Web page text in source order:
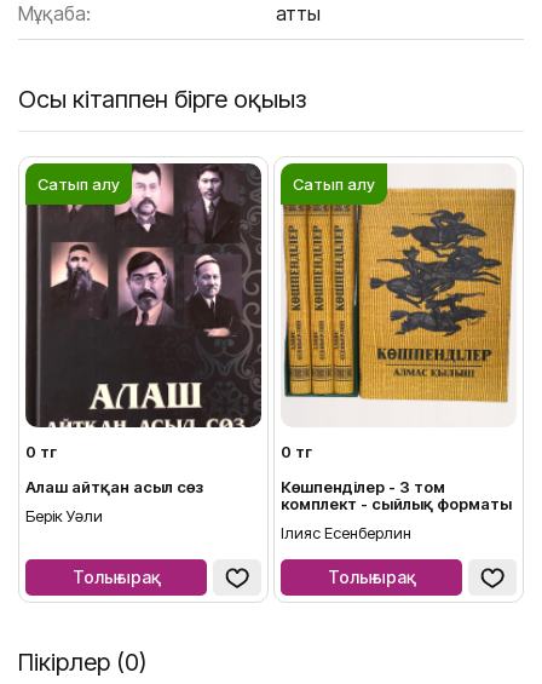
Мұқаба: Қатты
Осы кітаппен бірге оқыңыз
Сатып алу
0 тг
Алаш айтқан асыл сөз
Берік Уәли
Толығырақ
Сатып алу
0 тг
Көшпенділер - 3 том
комплект - сыйлық форматы
Ілияс Есенберлин
Толығырақ
Пікірлер (0)